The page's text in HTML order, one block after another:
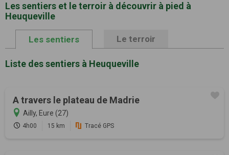
Les sentiers et le terroir à découvrir à pied à
Heuqueville
Les sentiers Le terroir
Liste des sentiers à Heuqueville
A travers le plateau de Madrie
Ailly, Eure (27)
4h00 15 km Tracé GPS